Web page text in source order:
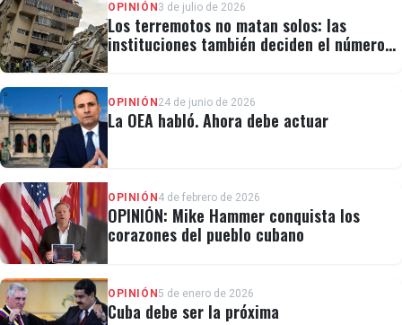
OPINIÓN 3 de julio de 2026
Los terremotos no matan solos: las
instituciones también deciden el número
OPINIÓN 24 de junio de 2026
La OEA habló. Ahora debe actuar
OPINIÓN 4 de febrero de 2026
OPINIÓN: Mike Hammer conquista los
corazones del pueblo cubano
OPINIÓN5 de enero de 2026
Cuba debe ser la próxima